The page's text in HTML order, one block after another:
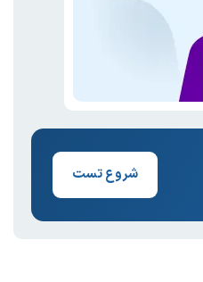
شروع تست